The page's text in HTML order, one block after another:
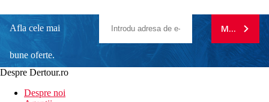
Afla cele mai
bune oferte.
MA
Despre Dertour.ro
Despre noi